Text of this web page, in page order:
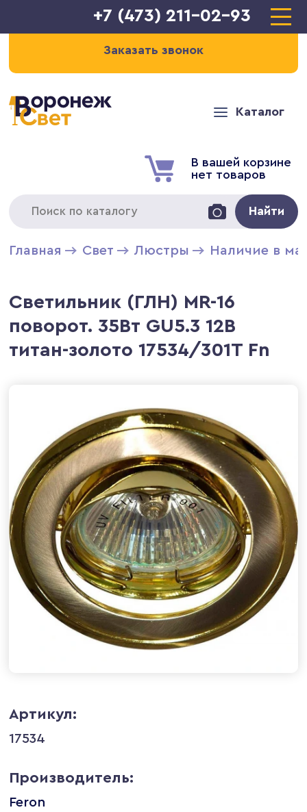
+7 (473) 211-02-93
Заказать звонок
Каталог
В вашей корзине
нет товаров
Найти
Главная Свет Люстры Наличие в
Светильник (ГЛН) MR-16
поворот. 35Вт GU5.3 12В
титан-золото 17534/301T Fn
Артикул:
17534
Производитель:
Feron